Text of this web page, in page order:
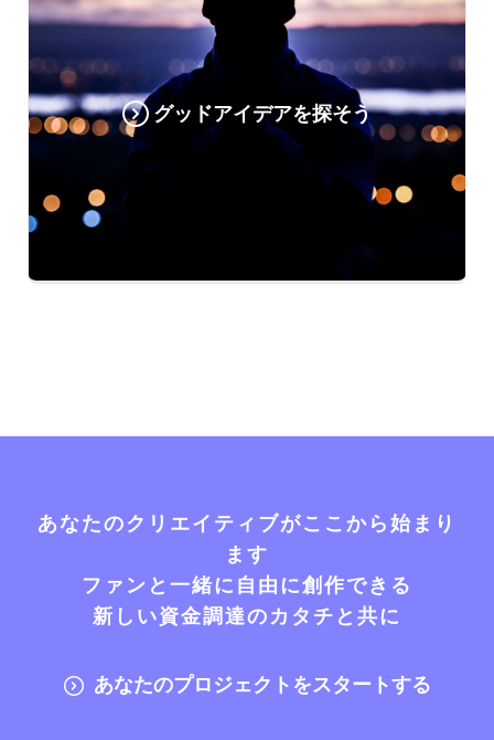
グッドアイデアを探そう
あなたのクリエイティブがここから始まり
ます
ファンと一緒に自由に創作できる
新しい資金調達のカタチと共に
あなたのプロジェクトをスタートする